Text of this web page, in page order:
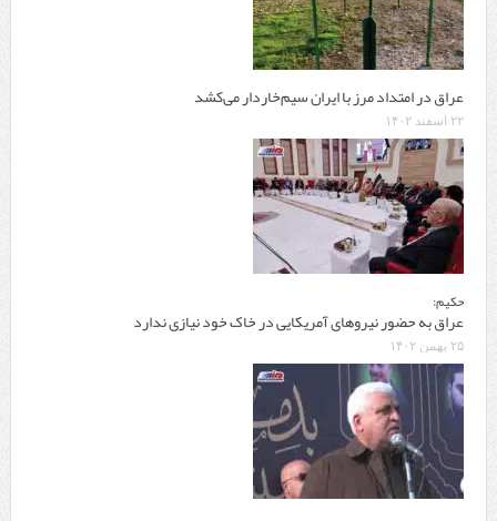
عراق در امتداد مرز با ایران سیم‌خاردار می‌کشد
۲۲ اسفند ۱۴۰۲
حکیم:
عراق به حضور نیروهای آمریکایی در خاک خود نیازی ندارد
۲۵ بهمن ۱۴۰۲